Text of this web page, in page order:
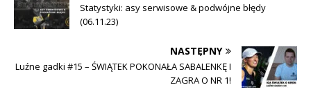
Statystyki: asy serwisowe & podwójne błędy
(06.11.23)
NASTĘPNY
Luźne gadki #15 – ŚWIĄTEK POKONAŁA SABALENKĘ I
ZAGRA O NR 1!